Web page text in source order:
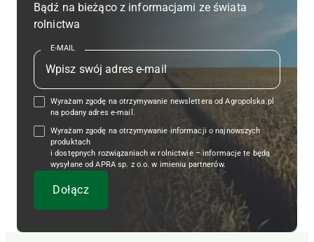
Bądź na bieżąco z informacjami ze świata
rolnictwa
E-MAIL
Wyrażam zgodę na otrzymywanie newslettera od Agropolska.pl
na podany adres e-mail.
Wyrażam zgodę na otrzymywanie informacji o najnowszych
produktach
i dostępnych rozwiązaniach w rolnictwie – informacje te będą
wysyłane od APRA sp. z o.o. w imieniu partnerów.